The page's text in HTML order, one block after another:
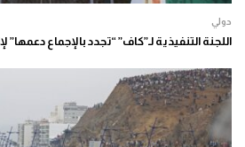
دولي
اللجنة التنفيذية لـ”كاف” “تجدد بالإجماع دعمها”